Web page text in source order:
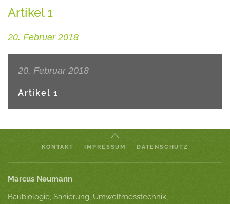
Artikel 1
20. Februar 2018
20. Februar 2018
Artikel 1
KONTAKT IMPRESSUM DATENSCHUTZ
Marcus Neumann
Baubiologie, Sanierung, Umweltmesstechnik,